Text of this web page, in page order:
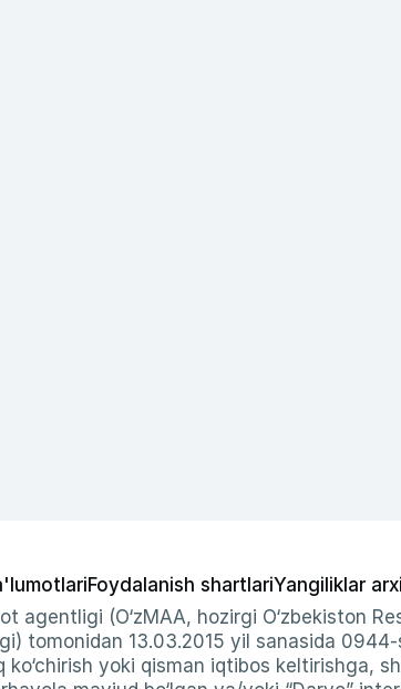
Foydalanish shartlariYangiliklar
agentligi (O‘zMAA, hozirgi O‘zbekiston
tomonidan 13.03.2015 yil sanasida
yoki qisman iqtibos keltirishga,